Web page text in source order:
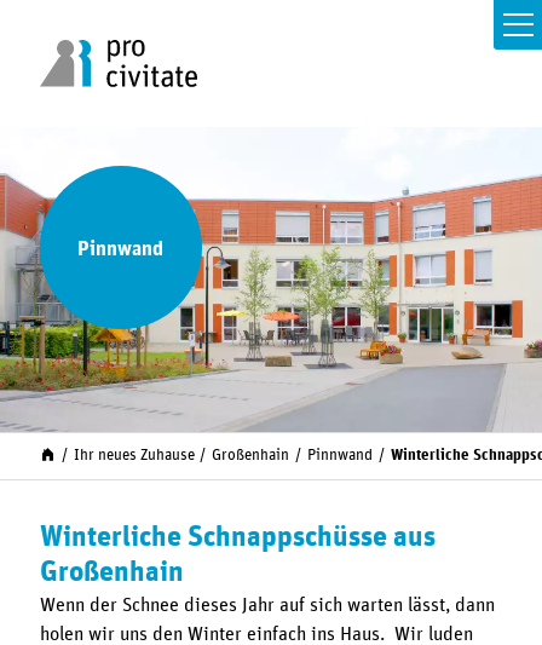
Pinnwand
Ihr neues Zuhause Großenhain Pinnwand Winterliche
Winterliche Schnappschüsse aus
Großenhain
Wenn der Schnee dieses Jahr auf sich warten lässt, dann
holen wir uns den Winter einfach ins Haus. Wir luden